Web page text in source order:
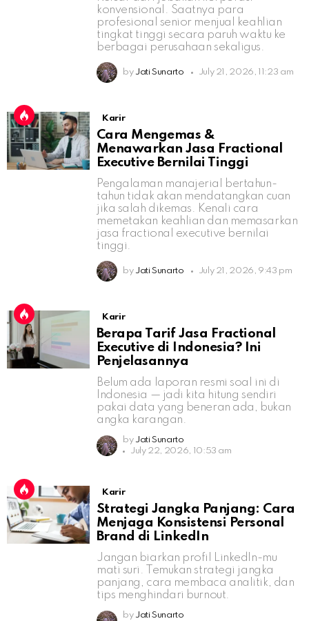
konvensional. Saatnya para
profesional senior menjual keahlian
tingkat tinggi secara paruh waktu ke
berbagai perusahaan sekaligus.
by Jati Sunarto July 21, 2026, 11:23 am
Karir
Cara Mengemas &
Menawarkan Jasa Fractional
Executive Bernilai Tinggi
Pengalaman manajerial bertahun-
tahun tidak akan mendatangkan cuan
jika salah dikemas. Kenali cara
memetakan keahlian dan memasarkan
jasa fractional executive bernilai
tinggi.
by Jati Sunarto July 21, 2026, 9:43 pm
Karir
Berapa Tarif Jasa Fractional
Executive di Indonesia? Ini
Penjelasannya
Belum ada laporan resmi soal ini di
Indonesia — jadi kita hitung sendiri
pakai data yang beneran ada, bukan
angka karangan.
by Jati Sunarto
July 22, 2026, 10:53 am
Karir
Strategi Jangka Panjang: Cara
Menjaga Konsistensi Personal
Brand di LinkedIn
Jangan biarkan profil LinkedIn-mu
mati suri. Temukan strategi jangka
panjang, cara membaca analitik, dan
tips menghindari burnout.
by Jati Sunarto